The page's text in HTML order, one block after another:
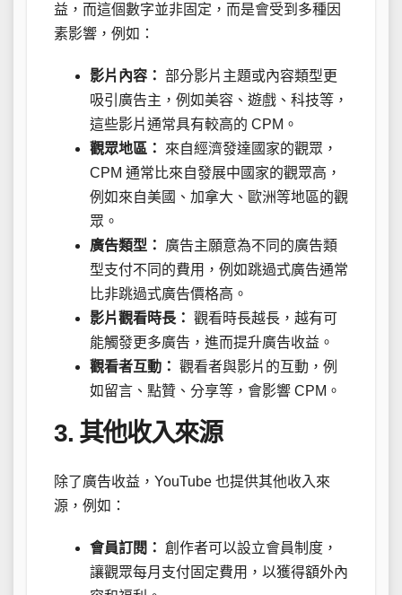
益，而這個數字並非固定，而是會受到多種因
素影響，例如：
影片內容： 部分影片主題或內容類型更
吸引廣告主，例如美容、遊戲、科技等，
這些影片通常具有較高的 CPM。
觀眾地區：
來自經濟發達國家的觀眾，
CPM 通常比來自發展中國家的觀眾高，
例如來自美國、加拿大、歐洲等地區的觀
眾。
廣告類型：
廣告主願意為不同的廣告類
型支付不同的費用，例如跳過式廣告通常
比非跳過式廣告價格高。
影片觀看時長： 觀看時長越長，越有可
能觸發更多廣告，進而提升廣告收益。
觀看者互動： 觀看者與影片的互動，例
如留言、點贊、分享等，會影響 CPM。
3. 其他收入來源
除了廣告收益，YouTube 也提供其他收入來
源，例如：
會員訂閱： 創作者可以設立會員制度，
讓觀眾每月支付固定費用，以獲得額外內